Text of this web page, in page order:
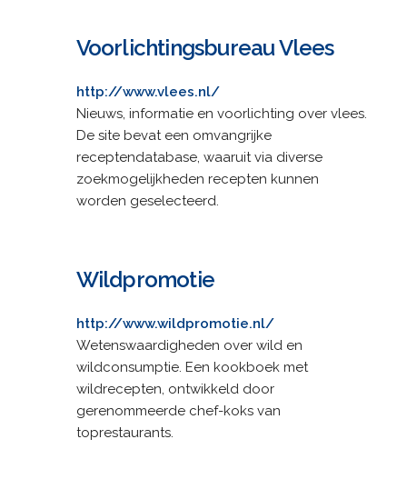
Voorlichtingsbureau Vlees
http://www.vlees.nl/
Nieuws, informatie en voorlichting over vlees.
De site bevat een omvangrijke
receptendatabase, waaruit via diverse
zoekmogelijkheden recepten kunnen
worden geselecteerd.
Wildpromotie
http://www.wildpromotie.nl/
Wetenswaardigheden over wild en
wildconsumptie. Een kookboek met
wildrecepten, ontwikkeld door
gerenommeerde chef-koks van
toprestaurants.